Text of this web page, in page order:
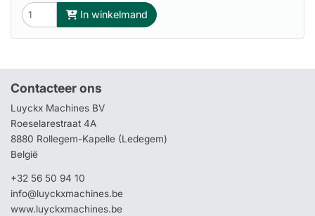
In winkelmand
Contacteer ons
Luyckx Machines BV
Roeselarestraat 4A
8880 Rollegem-Kapelle (Ledegem)
België
+32 56 50 94 10
info@luyckxmachines.be
www.luyckxmachines.be